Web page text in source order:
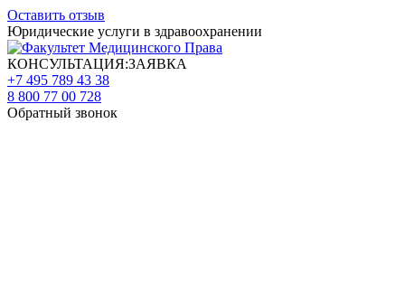
Оставить отзыв
Юридические услуги в здравоохранении
КОНСУЛЬТАЦИЯ:ЗАЯВКА
+7 495 789 43 38
8 800 77 00 728
Обратный звонок